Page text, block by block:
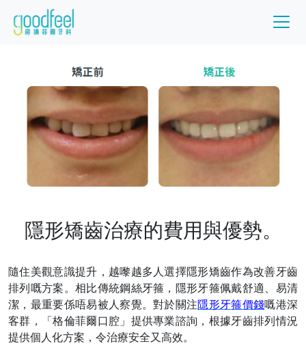
隱形矯齒治療的費用與優勢。
隨住美觀意識提升，越嚟越多人選擇隱形矯齒作為改善牙齒
排列嘅方案。相比傳統鋼絲牙箍，隱形牙箍佩戴舒適、易清
潔，最重要係唔易被人察覺。對於關注隱形牙箍價錢嘅港深
客群，「格倫菲爾口腔」提供專業諮詢，根據牙齒排列情況
提供個人化方案，令治療安全又高效。